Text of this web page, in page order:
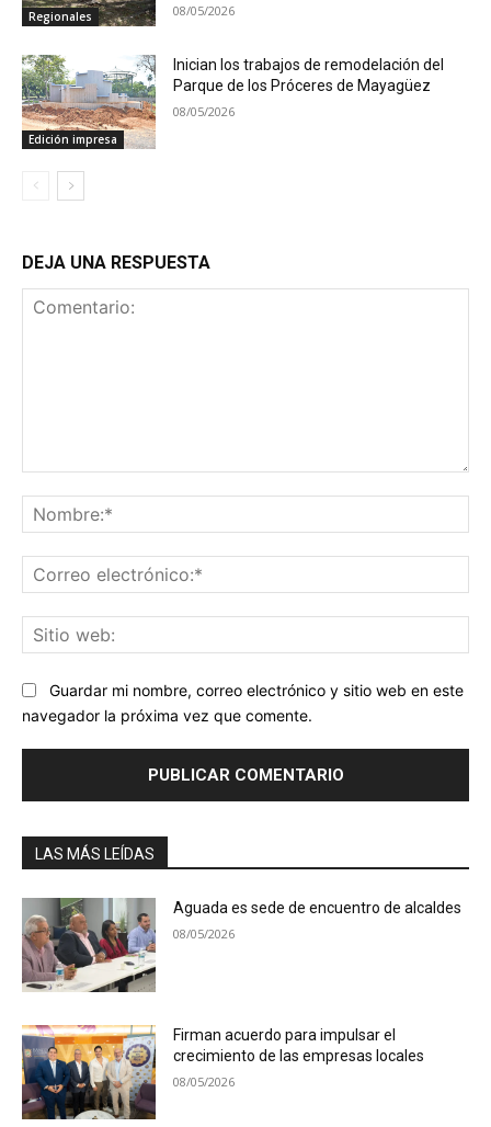
Regionales 08/05/2026
Edición impresa
Inician los trabajos de remodelación del
Parque de los Próceres de Mayagüez
08/05/2026
DEJA UNA RESPUESTA
Guardar mi nombre, correo electrónico y sitio web en este
navegador la próxima vez que comente.
LAS MÁS LEÍDAS
Aguada es sede de encuentro de alcaldes
08/05/2026
Firman acuerdo para impulsar el
crecimiento de las empresas locales
08/05/2026